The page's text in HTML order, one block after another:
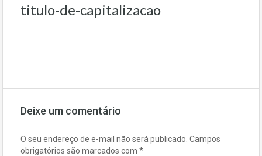
titulo-de-capitalizacao
Deixe um comentário
O seu endereço de e-mail não será publicado. Campos
obrigatórios são marcados com *